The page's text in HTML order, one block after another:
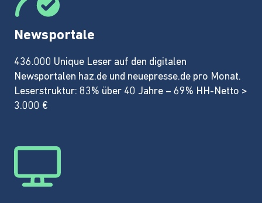
Newsportale
436.000 Unique Leser auf den digitalen
Newsportalen haz.de und neuepresse.de pro Monat.
Leserstruktur: 83% über 40 Jahre – 69% HH-Netto >
3.000 €